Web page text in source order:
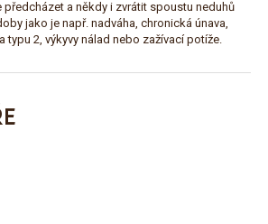
předcházet a někdy i zvrátit spoustu neduhů
jako je např. nadváha, chronická únava,
typu 2, výkyvy nálad nebo zažívací potíže.